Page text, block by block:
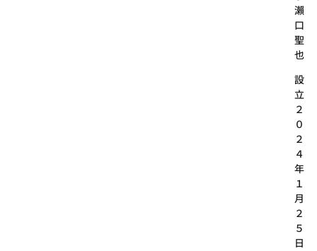
瀨
口
聖
也
設
２
０
２
４
年
１
月
２
５
日